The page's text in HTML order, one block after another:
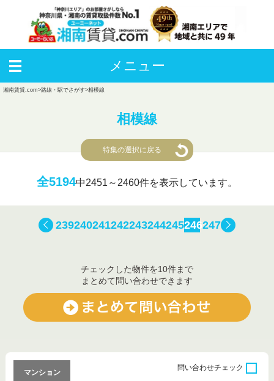
メニュー
湘南賃貸.com>路線・駅でさがす>相模線
相模線
特集の選択に戻る
全5194中2451～2460件を表示しています。
239240241242243244245246247
チェックした物件を10件まで
まとめて問い合わせできます
マンション
問い合わせチェック